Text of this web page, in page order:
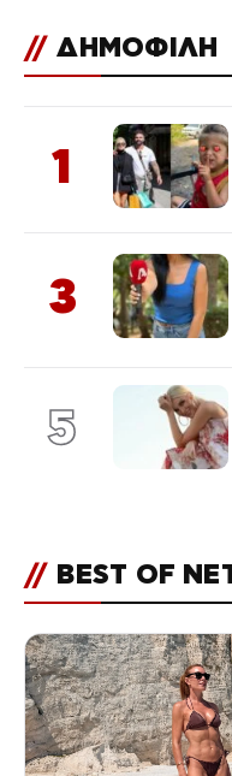
// ΔΗΜΟΦΙΛΗ
1
3
5
// BEST OF